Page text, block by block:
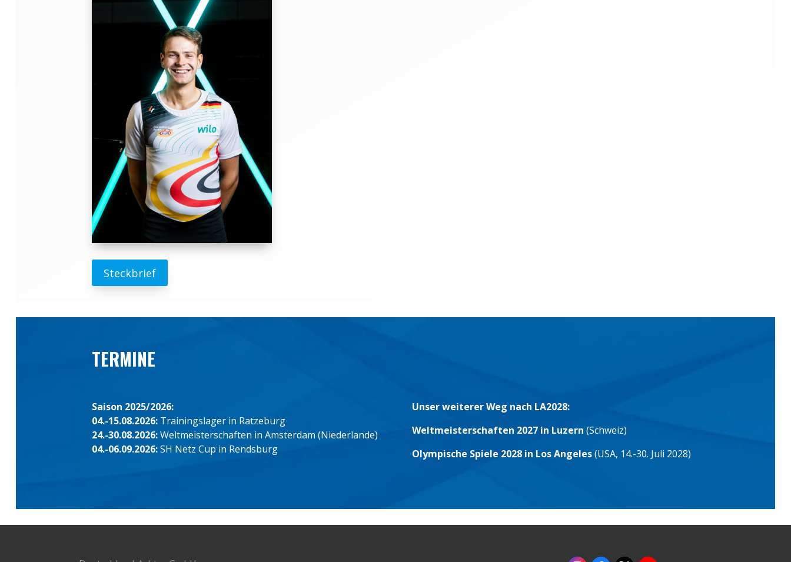
Steckbrief
TERMINE
Saison 2025/2026:
04.-15.08.2026: Trainingslager in Ratzeburg
24.-30.08.2026:Weltmeisterschaften in Amsterdam (Niederlande)
04.-06.09.2026:SH Netz Cup in Rendsburg
Unser weiterer Weg nach LA2028:
Weltmeisterschaften 2027 in Luzern (Schweiz)
Olympische Spiele 2028 in Los Angeles(USA, 14.-30. Juli 2028)